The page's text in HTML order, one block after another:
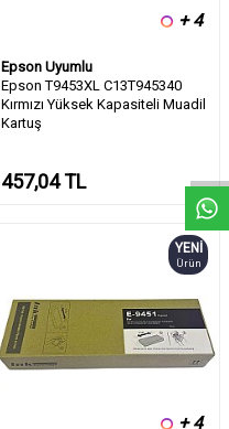
+ 4
Epson Uyumlu
Epson T9453XL C13T945340
Kırmızı Yüksek Kapasiteli Muadil
Kartuş
457,04TL
YENI
Ürün
+ 4